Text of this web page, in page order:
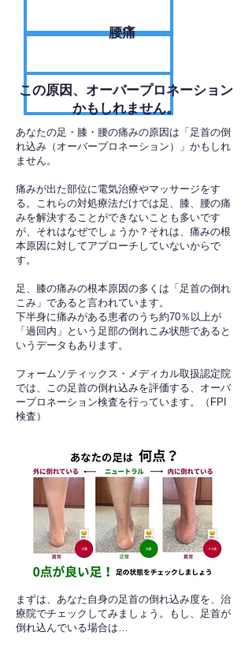
腰痛
​この原因、オーバープロネーション
かもしれません。
あなたの足・膝・腰の痛みの原因は「足首の倒
れ込み（オーバープロネーション）」かもしれ
ません。
痛みが出た部位に電気治療やマッサージをす
る。これらの対処療法だけでは足、膝、腰の痛
みを解決することができないことも多いです
が、それはなぜでしょうか？それは、痛みの根
本原因に対してアプローチしていないからで
す。
足、膝の痛みの根本原因の多くは「足首の倒れ
こみ」であると言われています。
下半身に痛みがある患者のうち約70％以上が
「過回内」という足部の倒れこみ状態であると
いうデータもあります。
フォームソティックス・メディカル取扱認定院
では、この足首の倒れ込みを評価する、オーバ
ープロネーション検査を行っています。（FPI
検査）​
​まずは、あなた自身の足首の倒れ込み度を、治
療院でチェックしてみましょう。もし、足首が
倒れ込んでいる場合は…